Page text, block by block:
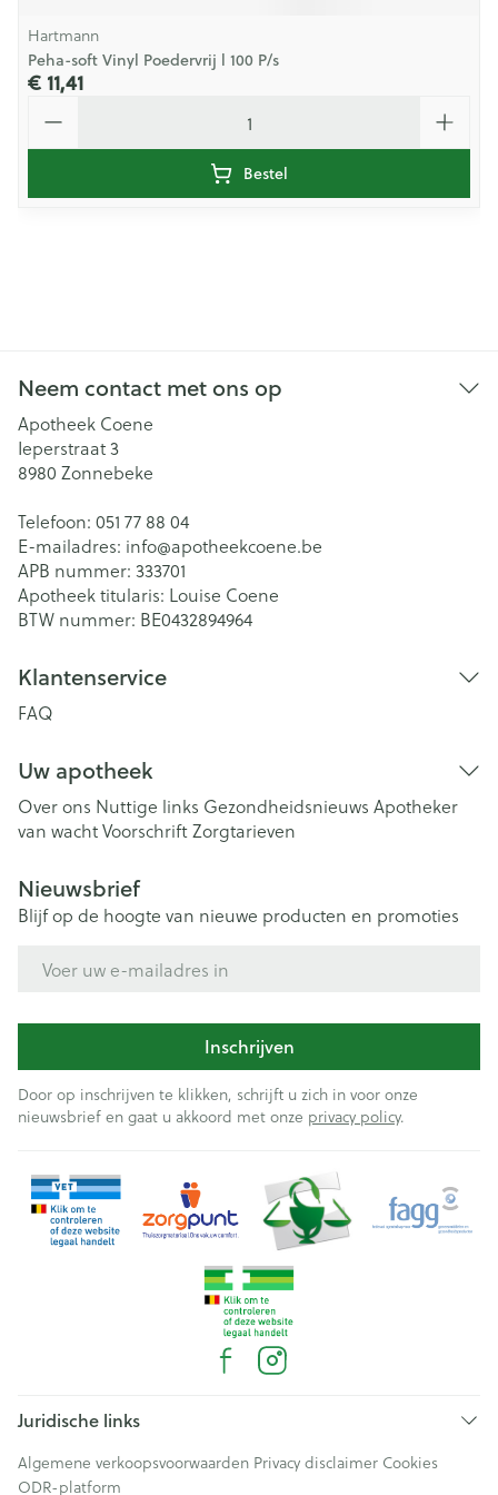
Hartmann
Peha-soft Vinyl Poedervrij l 100 P/s
€ 11,41
Bestel
Neem contact met ons op
Apotheek Coene
Ieperstraat 3
8980 Zonnebeke
Telefoon: 051 77 88 04
E-mailadres: info@apotheekcoene.be
APB nummer: 333701
Apotheek titularis: Louise Coene
BTW nummer: BE0432894964
Klantenservice
FAQ
Uw apotheek
Over ons Nuttige links Gezondheidsnieuws Apotheker
van wachtVoorschriftZorgtarieven
Nieuwsbrief
Blijf op de hoogte van nieuwe producten en promoties
Inschrijven
Door op inschrijven te klikken, schrijft u zich in voor onze
nieuwsbrief en gaat u akkoord met onze privacy policy.
Juridische links
Algemene verkoopsvoorwaarden Privacy disclaimer Cookies
ODR-platform